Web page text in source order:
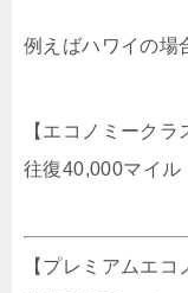
例えばハワイの場
【エコノミークラ
往復40,000マイル
【プレミアムエコ